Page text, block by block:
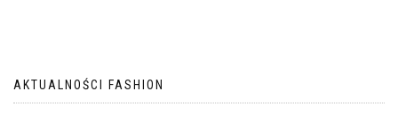
AKTUALNOŚCI FASHION